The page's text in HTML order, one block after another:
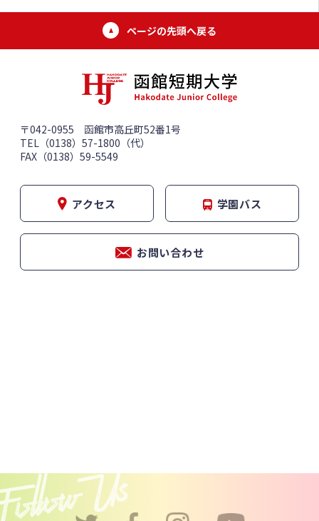
ページの先頭へ戻る
〒042-0955 函館市高丘町52番1号
TEL（0138）57-1800（代）
FAX（0138）59-5549
アクセス 学園バス
お問い合わせ